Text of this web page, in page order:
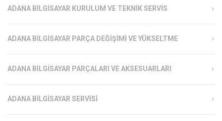
ADANA BILGISAYAR KURULUM VE TEKNIK SERVIS
ADANA BILGISAYAR PARÇA DEĞIŞIMI VE YÜKSELTME
ADANA BILGISAYAR PARÇALARI VE AKSESUARLARI
ADANA BILGISAYAR SERVISI